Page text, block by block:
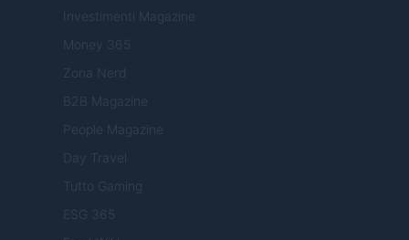
Investimenti Magazine
Money 365
Zona Nerd
B2B Magazine
People Magazine
Day Travel
Tutto Gaming
ESG 365